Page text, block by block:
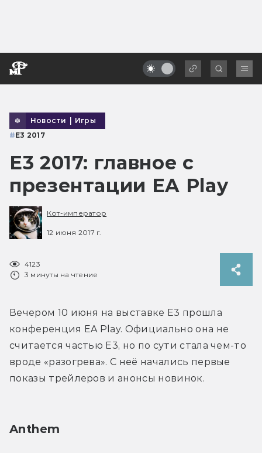
Новости | Игры
#E3 2017
E3 2017: главное с
презентации EA Play
Кот-император
12 июня 2017 г.
4123
3 минуты на чтение
Вечером 10 июня на выставке E3 прошла
конференция EA Play. Официально она не
считается частью E3, но по сути стала чем-то
вроде «разогрева». С неё начались первые
показы трейлеров и анонсы новинок.
Anthem